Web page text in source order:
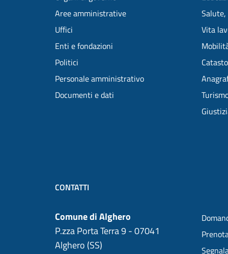
Aree amministrative
Uffici
Enti e fondazioni
Politici
Personale amministrativo
Documenti e dati
Salute,
Vita
CONTATTI
Comune di Alghero
P.zza Porta Terra 9 - 07041
Alghero (SS)